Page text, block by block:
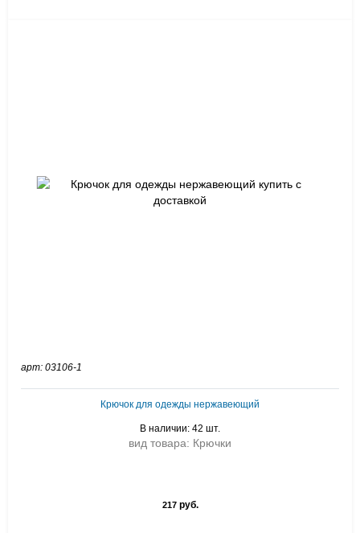
арт: 03106-1
Крючок для одежды нержавеющий
В наличии: 42 шт.
вид товара: Крючки
217руб.